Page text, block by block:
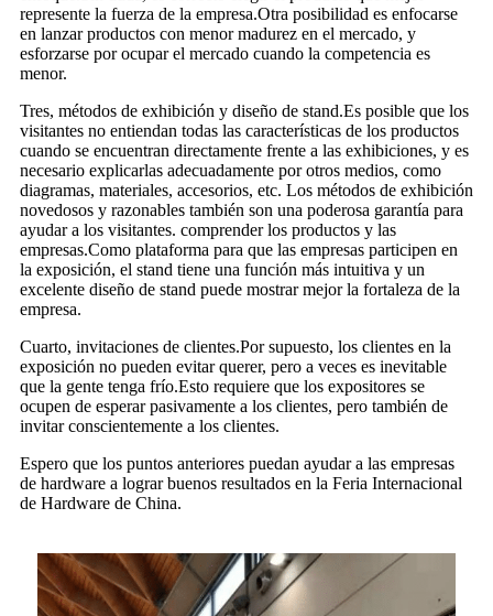
represente la fuerza de la empresa.Otra posibilidad es enfocarse
en lanzar productos con menor madurez en el mercado, y
esforzarse por ocupar el mercado cuando la competencia es
menor.
Tres, métodos de exhibición y diseño de stand.Es posible que los
visitantes no entiendan todas las características de los productos
cuando se encuentran directamente frente a las exhibiciones, y es
necesario explicarlas adecuadamente por otros medios, como
diagramas, materiales, accesorios, etc. Los métodos de exhibición
novedosos y razonables también son una poderosa garantía para
ayudar a los visitantes. comprender los productos y las
empresas.Como plataforma para que las empresas participen en
la exposición, el stand tiene una función más intuitiva y un
excelente diseño de stand puede mostrar mejor la fortaleza de la
empresa.
Cuarto, invitaciones de clientes.Por supuesto, los clientes en la
exposición no pueden evitar querer, pero a veces es inevitable
que la gente tenga frío.Esto requiere que los expositores se
ocupen de esperar pasivamente a los clientes, pero también de
invitar conscientemente a los clientes.
Espero que los puntos anteriores puedan ayudar a las empresas
de hardware a lograr buenos resultados en la Feria Internacional
de Hardware de China.